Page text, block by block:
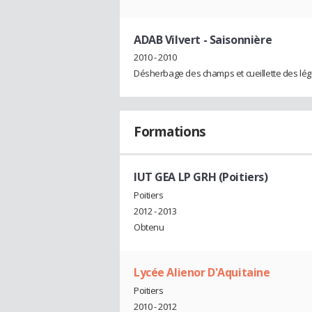
ADAB Vilvert - Saisonnière
2010 - 2010
Désherbage des champs et cueillette des
Formations
IUT GEA LP GRH (Poitiers)
Poitiers
2012 - 2013
Obtenu
Lycée Alienor D'Aquitaine
Poitiers
2010 - 2012